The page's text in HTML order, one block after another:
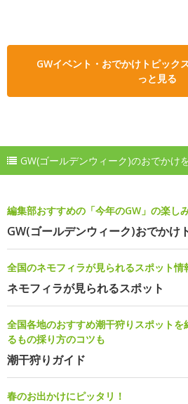
GWイベント・おでかけトピック
っと見る
GW(ゴールデンウィーク)のおでかけ
編集部おすすめの「今年のGW」の楽し
GW(ゴールデンウィーク)おでかけ
全国のネモフィラが見られるスポット情
ネモフィラが見られるスポット
全国各地のおすすめ潮干狩りスポット
るもの採り方のコツも
潮干狩りガイド
春のお出かけにピッタリ！